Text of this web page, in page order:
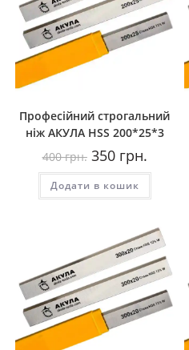
Професійний строгальний
ніж АКУЛА HSS 200*25*3
400грн. Оригінальна
ціна:
400
грн..
350грн.ціна:
350
Додати в кошик